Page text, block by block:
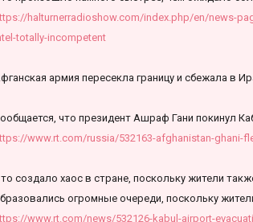
halturnerradioshow.com/index.php/en/news-
totally-incompetent
армия пересекла границу и сбежала в
что президент Ашраф Гани покинул
www.rt.com/russia/532163-afghanistan-ghani-
создало хаос в стране, поскольку жители
огромные очереди, поскольку
www.rt.com/news/532126-kabul-airport-